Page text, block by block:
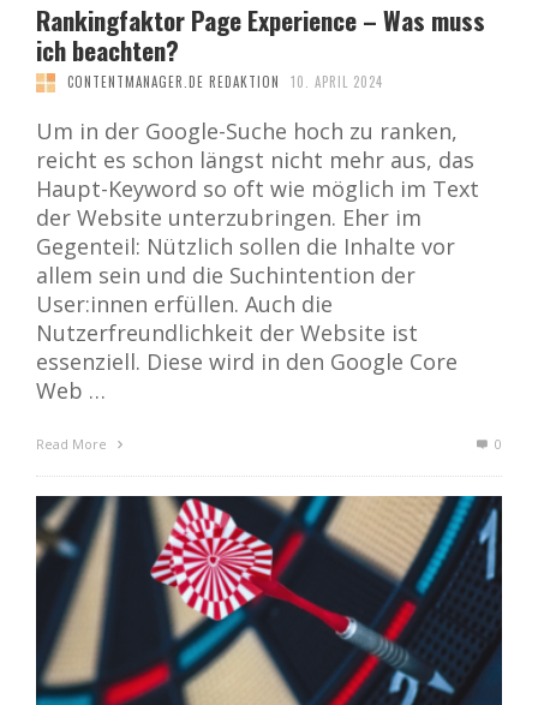
Rankingfaktor Page Experience – Was muss
ich beachten?
CONTENTMANAGER.DE REDAKTION 10. APRIL 2024
Um in der Google-Suche hoch zu ranken,
reicht es schon längst nicht mehr aus, das
Haupt-Keyword so oft wie möglich im Text
der Website unterzubringen. Eher im
Gegenteil: Nützlich sollen die Inhalte vor
allem sein und die Suchintention der
User:innen erfüllen. Auch die
Nutzerfreundlichkeit der Website ist
essenziell. Diese wird in den Google Core
Web …
Read More 0